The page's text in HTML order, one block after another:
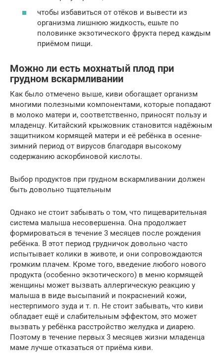
чтобы избавиться от отёков и вывести из
организма лишнюю жидкость, ешьте по
половинке экзотического фрукта перед каждым
приёмом пищи.
Можно ли есть мохнатый плод при
грудном вскармливании
Как было отмечено выше, киви обогащает организм
многими полезными компонентами, которые попадают
в молоко матери и, соответственно, приносят пользу и
младенцу. Китайский крыжовник становится надёжным
защитником кормящей матери и её ребёнка в осенне-
зимний период от вирусов благодаря высокому
содержанию аскорбиновой кислоты.
Выбор продуктов при грудном вскармливании должен
быть довольно тщательным
Однако не стоит забывать о том, что пищеварительная
система малыша несовершенна. Она продолжает
формироваться в течение 3 месяцев после рождения
ребёнка. В этот период грудничок довольно часто
испытывает колики в животе, и они сопровождаются
громким плачем. Кроме того, введение любого нового
продукта (особенно экзотического) в меню кормящей
женщины может вызвать аллергическую реакцию у
малыша в виде высыпаний и покраснений кожи,
нестерпимого зуда и т. п. Не стоит забывать, что киви
обладает ещё и слабительным эффектом, это может
вызвать у ребёнка расстройство желудка и диарею.
Поэтому в течение первых 3 месяцев жизни младенца
маме лучше отказаться от приёма киви.